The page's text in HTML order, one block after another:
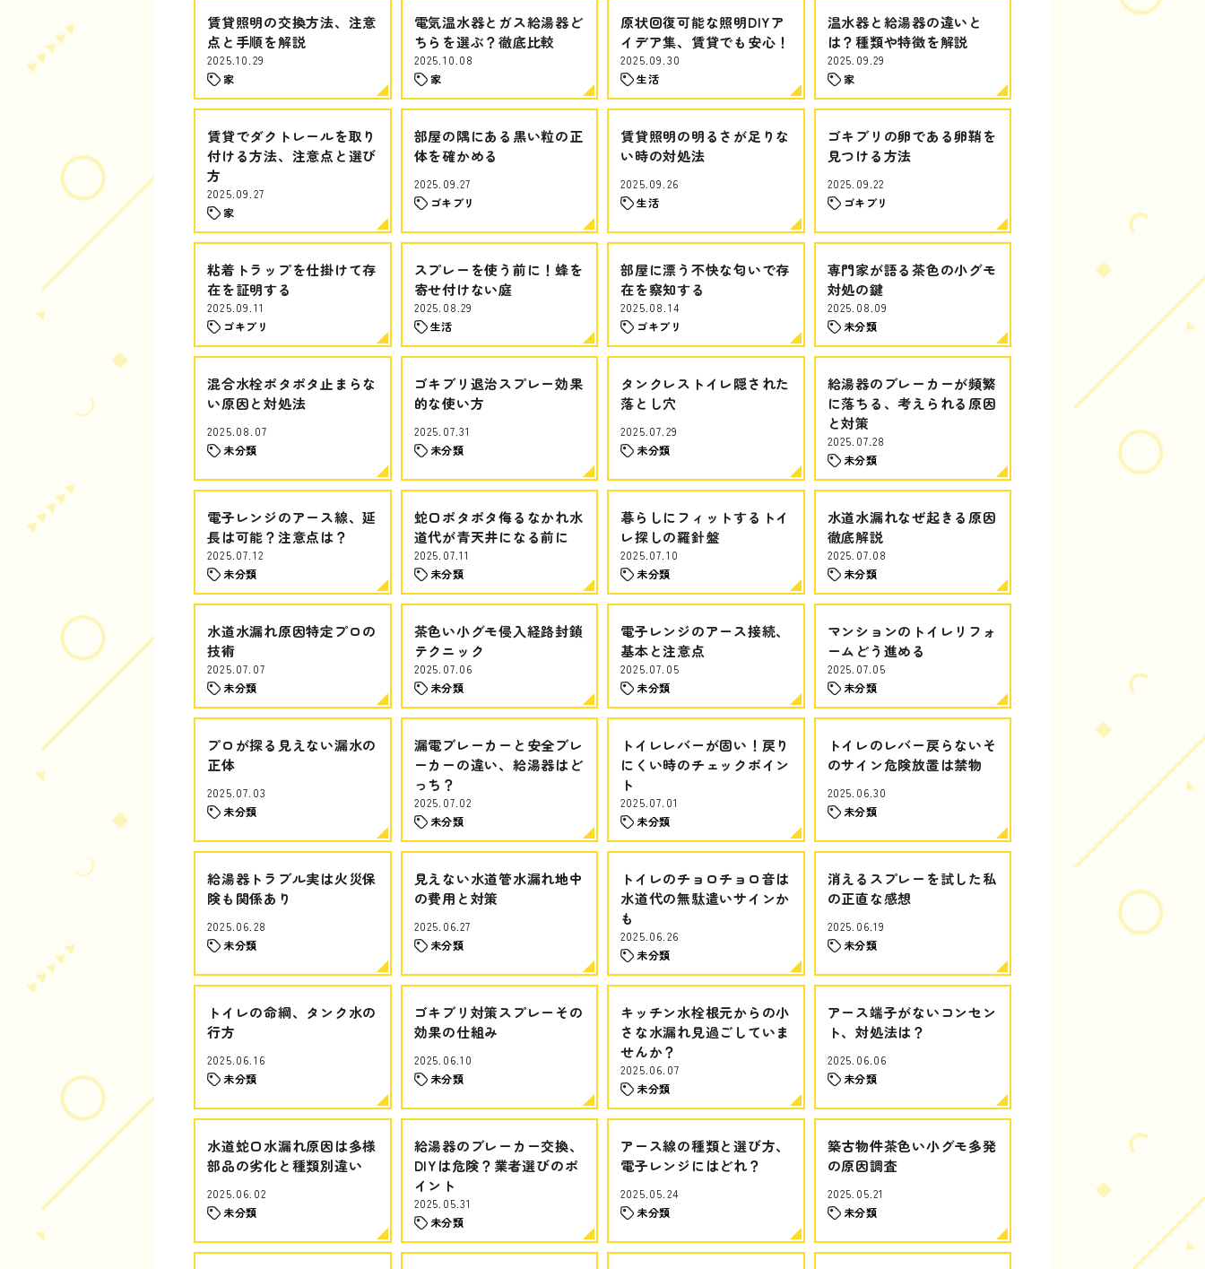
賃貸照明の交換方法、注意
点と手順を解説
2025.10.29
家
電気温水器とガス給湯器ど
ちらを選ぶ？徹底比較
2025.10.08
家
原状回復可能な照明DIYア
イデア集、賃貸でも安心！
2025.09.30
生活
温水器と給湯器の違いと
は？種類や特徴を解説
2025.09.29
家
賃貸でダクトレールを取り
付ける方法、注意点と選び
方
2025.09.27
家
部屋の隅にある黒い粒の正
体を確かめる
2025.09.27
ゴキブリ
賃貸照明の明るさが足りな
い時の対処法
2025.09.26
生活
ゴキブリの卵である卵鞘を
見つける方法
2025.09.22
ゴキブリ
粘着トラップを仕掛けて存
在を証明する
2025.09.11
ゴキブリ
スプレーを使う前に！蜂を
寄せ付けない庭
2025.08.29
生活
部屋に漂う不快な匂いで存
在を察知する
2025.08.14
ゴキブリ
専門家が語る茶色の小グモ
対処の鍵
2025.08.09
未分類
混合水栓ポタポタ止まらな
い原因と対処法
2025.08.07
未分類
ゴキブリ退治スプレー効果
的な使い方
2025.07.31
未分類
タンクレストイレ隠された
落とし穴
2025.07.29
未分類
給湯器のブレーカーが頻繁
に落ちる、考えられる原因
と対策
2025.07.28
未分類
電子レンジのアース線、延
長は可能？注意点は？
2025.07.12
未分類
蛇口ポタポタ侮るなかれ水
道代が青天井になる前に
2025.07.11
未分類
暮らしにフィットするトイ
レ探しの羅針盤
2025.07.10
未分類
水道水漏れなぜ起きる原因
徹底解説
2025.07.08
未分類
水道水漏れ原因特定プロの
技術
2025.07.07
未分類
茶色い小グモ侵入経路封鎖
テクニック
2025.07.06
未分類
電子レンジのアース接続、
基本と注意点
2025.07.05
未分類
マンションのトイレリフォ
ームどう進める
2025.07.05
未分類
プロが探る見えない漏水の
正体
2025.07.03
未分類
漏電ブレーカーと安全ブレ
ーカーの違い、給湯器はど
っち？
2025.07.02
未分類
トイレレバーが固い！戻り
にくい時のチェックポイン
ト
2025.07.01
未分類
トイレのレバー戻らないそ
のサイン危険放置は禁物
2025.06.30
未分類
給湯器トラブル実は火災保
険も関係あり
2025.06.28
未分類
見えない水道管水漏れ地中
の費用と対策
2025.06.27
未分類
トイレのチョロチョロ音は
水道代の無駄遣いサインか
も
2025.06.26
未分類
消えるスプレーを試した私
の正直な感想
2025.06.19
未分類
トイレの命綱、タンク水の
行方
2025.06.16
未分類
ゴキブリ対策スプレーその
効果の仕組み
2025.06.10
未分類
キッチン水栓根元からの小
さな水漏れ見過ごしていま
せんか？
2025.06.07
未分類
アース端子がないコンセン
ト、対処法は？
2025.06.06
未分類
水道蛇口水漏れ原因は多様
部品の劣化と種類別違い
2025.06.02
未分類
給湯器のブレーカー交換、
DIYは危険？業者選びのポ
イント
2025.05.31
未分類
アース線の種類と選び方、
電子レンジにはどれ？
2025.05.24
未分類
築古物件茶色い小グモ多発
の原因調査
2025.05.21
未分類